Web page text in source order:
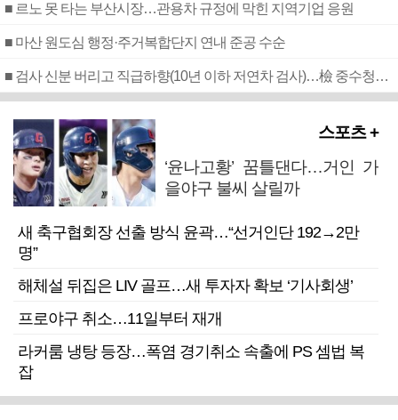
■ 르노 못 타는 부산시장…관용차 규정에 막힌 지역기업 응원
■ 마산 원도심 행정·주거복합단지 연내 준공 수순
■ 검사 신분 버리고 직급하향(10년 이하 저연차 검사)…檢 중수청행 기피
스포츠 +
‘윤나고황’ 꿈틀댄다…거인 가
을야구 불씨 살릴까
새 축구협회장 선출 방식 윤곽…“선거인단 192→2만
명”
해체설 뒤집은 LIV 골프…새 투자자 확보 ‘기사회생’
프로야구 취소…11일부터 재개
라커룸 냉탕 등장…폭염 경기취소 속출에 PS 셈법 복
잡